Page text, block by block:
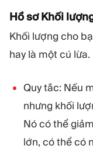
Hồ sơ Khối
Khối lượng cho
hay là một cú lừa.
Quy tắc: Nếu
nhưng khối
Nó có thể
lớn, có thể có